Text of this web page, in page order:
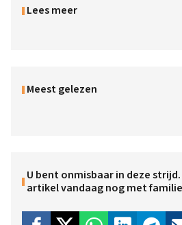
Lees meer
Meest gelezen
U bent onmisbaar in deze
artikel vandaag nog met